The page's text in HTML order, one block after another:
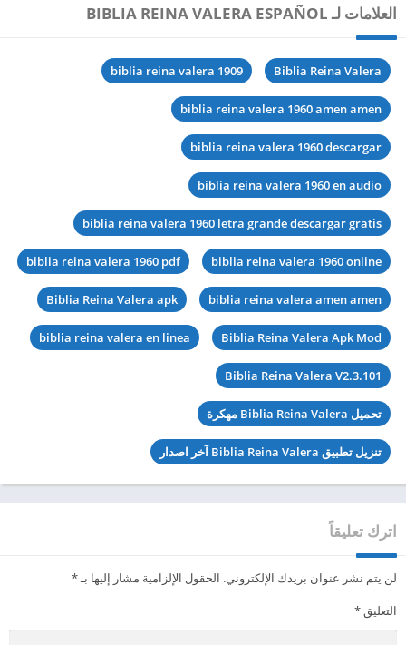
العلامات لـ BIBLIA REINA VALERA ESPAÑOL
Biblia Reina Valera
biblia reina valera 1909
biblia reina valera 1960 amen amen
biblia reina valera 1960 descargar
biblia reina valera 1960 en audio
biblia reina valera 1960 letra grande descargar gratis
biblia reina valera 1960 online
biblia reina valera 1960 pdf
biblia reina valera amen amen
Biblia Reina Valera apk
Biblia Reina Valera Apk Mod
biblia reina valera en linea
Biblia Reina Valera V2.3.101
تحميل Biblia Reina Valera مهكرة
تنزيل تطبيق Biblia Reina Valera آخر اصدار
اترك تعليقاً
لن يتم نشر عنوان بريدك الإلكتروني. الحقول الإلزامية مشار إليها بـ*
التعليق*